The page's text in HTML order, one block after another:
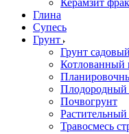
Керамзит
Глина
Супесь
Грунт
Грунт садовый
Котлованный
Плодородный
Почвогрунт
Растительный
Травосмесь